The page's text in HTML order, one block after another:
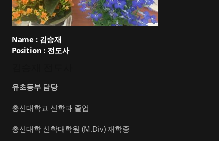
Name : 김승재
Position : 전도사
유초등부 담당
총신대학교 신학과 졸업
총신대학 신학대학원 (M.Div) 재학중